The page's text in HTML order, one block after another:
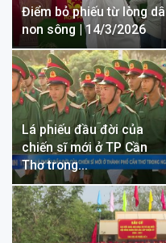
Điểm bỏ phiếu từ lòng
non sông | 14/3/2026
Lá phiếu đầu đời của
chiến sĩ mới ở TP Cần
Thơ trong…